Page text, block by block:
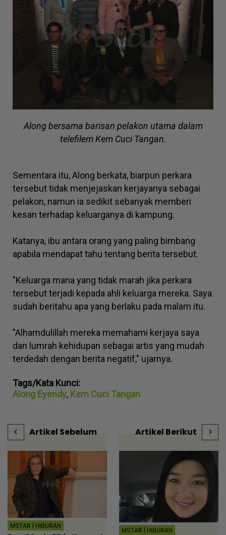
Along bersama barisan pelakon utama dalam
telefilem Kem Cuci Tangan.
Sementara itu, Along berkata, biarpun perkara
tersebut tidak menjejaskan kerjayanya sebagai
pelakon, namun ia sedikit sebanyak memberi
kesan terhadap keluarganya di kampung.
Katanya, ibu antara orang yang paling bimbang
apabila mendapat tahu tentang berita tersebut.
"Keluarga mana yang tidak marah jika perkara
tersebut terjadi kepada ahli keluarga mereka. Saya
sudah beritahu apa yang berlaku pada malam itu.
"Alhamdulillah mereka memahami kerjaya saya
dan lumrah kehidupan sebagai artis yang mudah
terdedah dengan berita negatif," ujarnya.
Tags/Kata Kunci:
Along Eyendy, Kem Cuci Tangan
Artikel Sebelum
MSTAR | HIBURAN
Artikel Berikut
MSTAR | HIBURAN